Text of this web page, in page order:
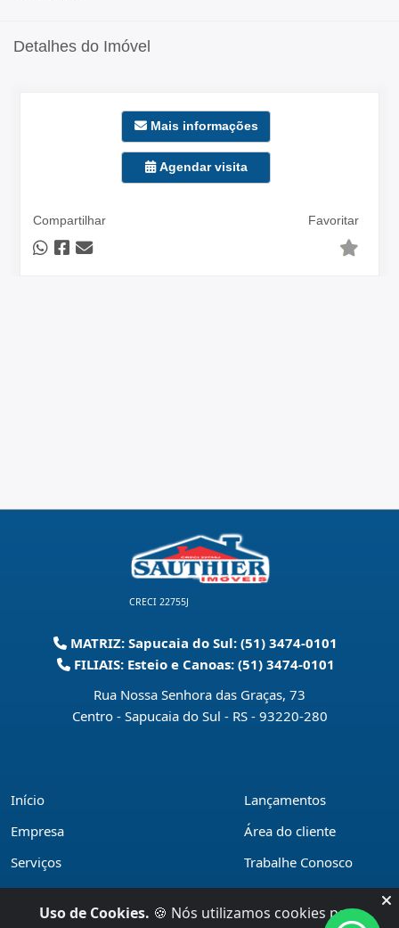
Detalhes do Imóvel
Mais informações
Agendar visita
Compartilhar Favoritar
CRECI 22755J
MATRIZ: Sapucaia do Sul: (51) 3474-0101
FILIAIS: Esteio e Canoas: (51) 3474-0101
Rua Nossa Senhora das Graças, 73
Centro - Sapucaia do Sul - RS - 93220-280
Início
Empresa
Serviços
Financiamentos
Lançamentos
Área do cliente
Trabalhe Conosco
Políticas de privacidade
Uso de Cookies. 🍪 Nós utilizamos cookies para